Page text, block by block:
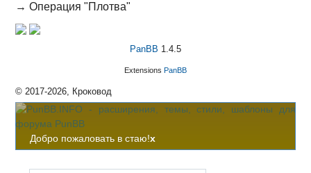
→Операция "Плотва"
PanBB 1.4.5
Extensions PanBB
© 2017-2026, Кроковод
Добро пожаловать в стаю!x